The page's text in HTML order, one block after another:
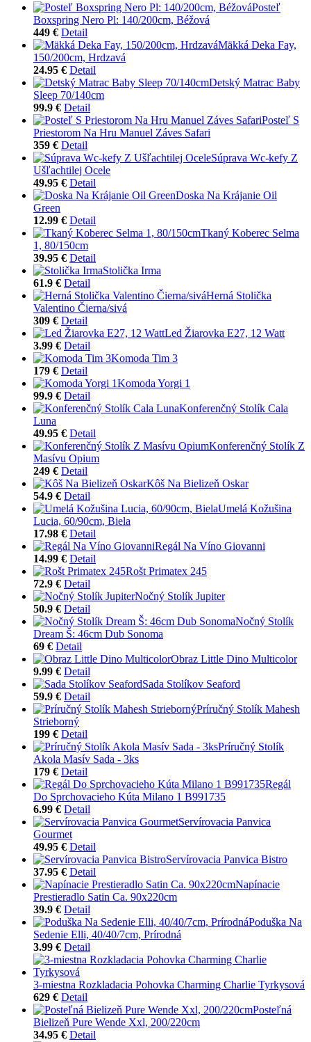
Posteľ
Boxspring Nero Pl: 140/200cm, Béžová
449 € Detail
Mäkká Deka Fay,
150/200cm, Hrdzavá
24.95 € Detail
Detský Matrac Baby
Sleep 70/140cm
99.9 € Detail
Posteľ S
Priestorom Na Hru Manuel Záves Safari
359 € Detail
Súprava Wc-kefy Z
Ušľachtilej Ocele
49.95 € Detail
Doska Na Krájanie Oil
Green
12.99 € Detail
Tkaný Koberec Selma
1, 80/150cm
39.95 € Detail
Stolička Irma
61.9 € Detail
Herná Stolička
Valentino Čierna/sivá
309 € Detail
Led Žiarovka E27, 12 Watt
3.99 € Detail
Komoda Tim 3
179 € Detail
Komoda Yorgi 1
99.9 € Detail
Konferenčný Stolík Cala
Luna
49.95 € Detail
Konferenčný Stolík Z
Masívu Opium
249 € Detail
Kôš Na Bielizeň Oskar
54.9 € Detail
Umelá Kožušina
Lucia, 60/90cm, Biela
17.98 € Detail
Regál Na Víno Giovanni
14.99 € Detail
Rošt Primatex 245
72.9 € Detail
Nočný Stolík Jupiter
50.9 € Detail
Nočný Stolík
Dream Š: 46cm Dub Sonoma
69 € Detail
Obraz Little Dino Multicolor
9.99 € Detail
Sada Stolíkov Seaford
59.9 € Detail
Príručný Stolík Mahesh
Strieborný
199 € Detail
Príručný Stolík
Akola Masív Sada - 3ks
179 € Detail
Regál
Do Sprchovacieho Kúta Milano 1 B991735
6.99 € Detail
Servírovacia Panvica
Gourmet
49.95 € Detail
Servírovacia Panvica Bistro
37.95 € Detail
Napínacie
Prestieradlo Satin Ca. 90x220cm
39.9 € Detail
Poduška Na
Sedenie Elli, 40/40/7cm, Prírodná
3.99 € Detail
3-miestna Rozkladacia Pohovka Charming Charlie Tyrkysová
629 € Detail
Posteľná
Bielizeň Pure Wende Xxl, 200/220cm
34.95 € Detail